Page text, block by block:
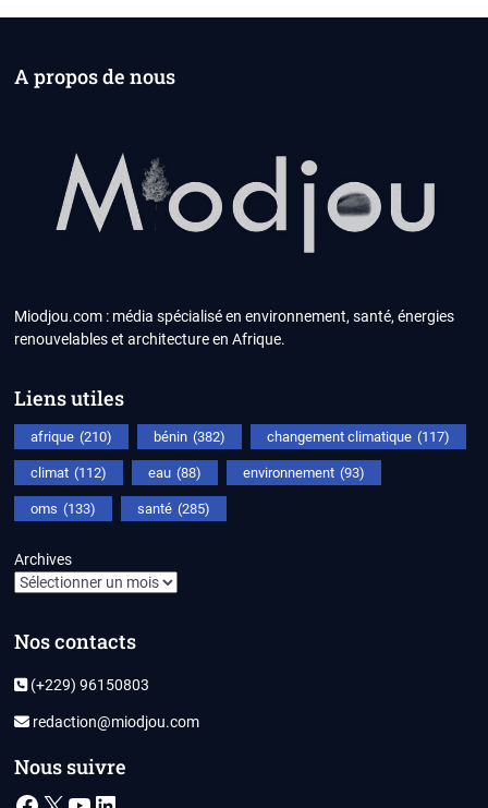
A propos de nous
Miodjou.com : média spécialisé en environnement, santé, énergies
renouvelables et architecture en Afrique.
Liens utiles
afrique (210) bénin (382) changement climatique (117)
climat (112) eau (88) environnement (93)
oms (133) santé (285)
Archives
Nos contacts
(+229) 96150803
redaction@miodjou.com
Nous suivre